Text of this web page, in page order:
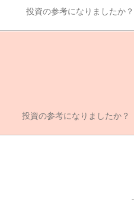
投資の参考になりましたか？
投資の参考になりましたか？